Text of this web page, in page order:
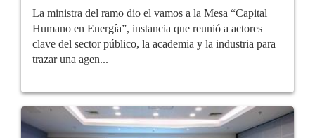
La ministra del ramo dio el vamos a la Mesa “Capital
Humano en Energía”, instancia que reunió a actores
clave del sector público, la academia y la industria para
trazar una agen...